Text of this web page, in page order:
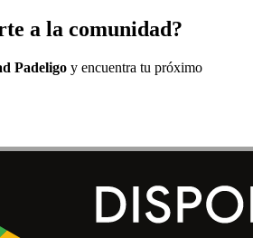
a la comunidad?
Padeligo y encuentra tu próximo